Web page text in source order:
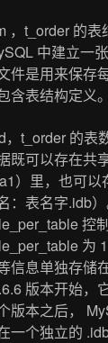
，t_order 的
中建立一
件是用来保存
含表结构定义。
，t_order 的表
既可以存在共
）里，也可
：表名字.idb
控
为
信息单独存储
版本开始，
版本之后，
一个独立的 .idb